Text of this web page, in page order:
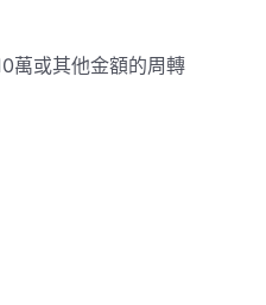
萬或其他金額的周轉